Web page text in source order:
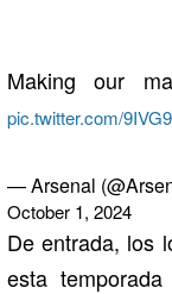
Making our
pic.twitter.com/
— Arsenal
October 1, 2024
De entrada, los
esta temporada